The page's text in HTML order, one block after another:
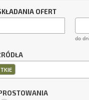
OFERT
do